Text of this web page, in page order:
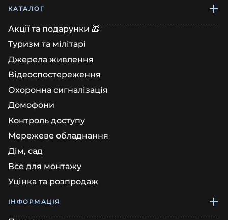
КАТАЛОГ
Акції та подарунки 🎁
Туризм та мілітарі
Джерела живлення
Відеоспостереження
Охоронна сигналізація
Домофони
Контроль доступу
Мережеве обладнання
Дім, сад
Все для монтажу
Уцінка та розпродаж
ІНФОРМАЦІЯ